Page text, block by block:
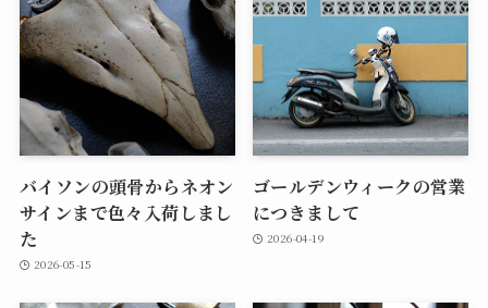
バイソンの頭骨からネオン
サインまで色々入荷しまし
た
2026-05-15
ゴールデンウィークの営業
につきまして
2026-04-19